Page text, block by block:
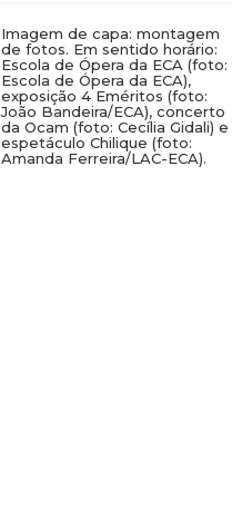
Imagem de capa: montagem
de fotos. Em sentido horário:
Escola de Ópera da ECA (foto:
Escola de Ópera da ECA),
exposição 4 Eméritos (foto:
João Bandeira/ECA), concerto
da Ocam (foto: Cecília Gidali) e
espetáculo Chilique (foto:
Amanda Ferreira/LAC-ECA).